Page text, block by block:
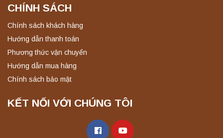
CHÍNH SÁCH
Chính sách khách hàng
Hướng dẫn thanh toán
Phương thức vận chuyển
Hướng dẫn mua hàng
Chính sách bảo mật
KẾT NỐI VỚI CHÚNG TÔI